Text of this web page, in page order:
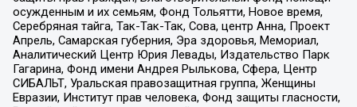
осужденным и их семьям, Фонд Тольятти, Новое время,
Серебряная тайга, Так-Так-Так, Сова, центр Анна, Проект
Апрель, Самарская губерния, Эра здоровья, Мемориал,
Аналитический Центр Юрия Левады, Издательство Парк
Гагарина, Фонд имени Андрея Рылькова, Сфера, Центр
СИБАЛЬТ, Уральская правозащитная группа, Женщины
Евразии, Институт прав человека, Фонд защиты гласности,